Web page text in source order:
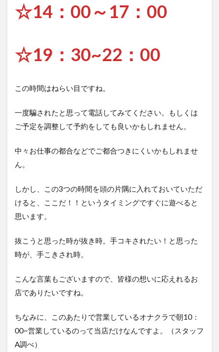
☆14：00～17：00
☆19：30~22：00
この時間はねらい目ですね。
一度騙されたと思って電話してみてください。もしくは
ご予定を調整して予約をしても良いかもしれません。
中々お仕事の都合などでご都合つきにくいかもしれませ
ん。
しかし、この3つの時間を頭の片隅に入れておいていただ
けると、ここだ！！というタイミングですぐに遊べると
思います。
抜こうと思った時が抜き時。手コキされたい！と思った
時が、手こきされ時。
こんな言葉もございますので、皆様の想いに応えれるお
店でありたいですね。
ちなみに、このあたりで営業しているオナクラで朝10：
00~営業しているのって当店だけなんですよ。（スタッフ
A調べ）